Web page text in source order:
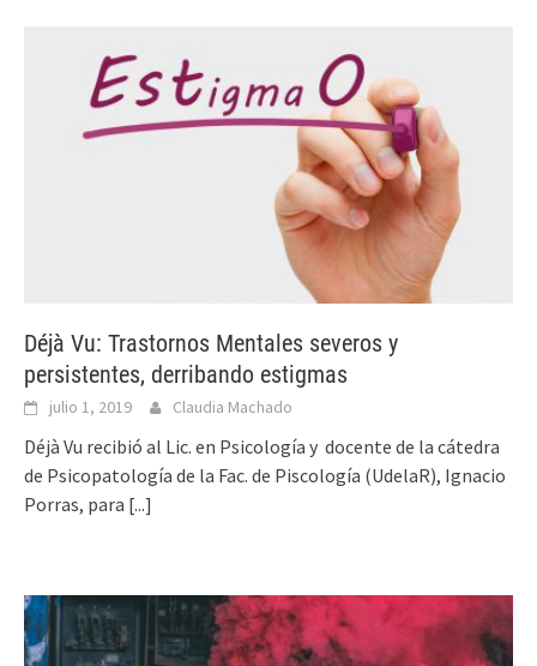
Déjà Vu: Trastornos Mentales severos y
persistentes, derribando estigmas
julio 1, 2019 Claudia Machado
Déjà Vu recibió al Lic. en Psicología y docente de la cátedra
de Psicopatología de la Fac. de Piscología (UdelaR), Ignacio
Porras, para [...]